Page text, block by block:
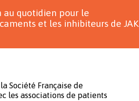
au quotidien pour le
et les inhibiteurs de JAK
Société Française de
les associations de patients